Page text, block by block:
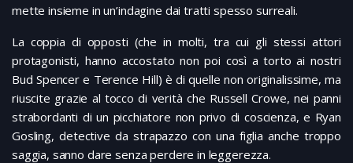
mette insieme in un’indagine dai tratti spesso surreali.
La coppia di opposti (che in molti, tra cui gli stessi attori
protagonisti, hanno accostato non poi così a torto ai nostri
Bud Spencer e Terence Hill) è di quelle non originalissime, ma
riuscite grazie al tocco di verità che Russell Crowe, nei panni
strabordanti di un picchiatore non privo di coscienza, e Ryan
Gosling, detective da strapazzo con una figlia anche troppo
saggia, sanno dare senza perdere in leggerezza.